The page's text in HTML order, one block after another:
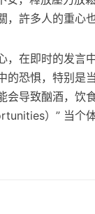
許多人的重心
，在即时的发言
恐惧，特别是
会导致酗酒，饮
）” 当个